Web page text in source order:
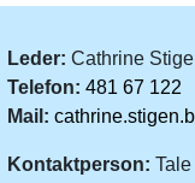
Leder: Cathrine
Telefon: 481 67 122
Mail:
Kontaktperson: